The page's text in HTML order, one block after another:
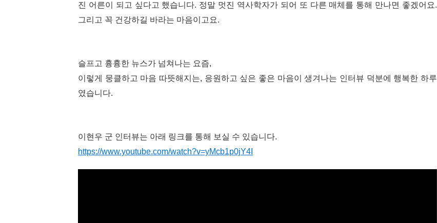
진 어른이 되고 싶다고 했습니다. 정말 멋진 역사학자가 되어 또 다른 매체를 통해 만나면 좋겠어요.
그리고 꼭 건강하길 바라는 마음이고요.
슬프고 흉흉한 뉴스가 넘쳐나는 요즘,
이렇게 뭉클하고 마음 따뜻해지는, 응원하고 싶은 좋은 마음이 생겨나는 인터뷰 덕분에 행복한 하루
였습니다.
이현우 군 인터뷰는 아래 링크를 통해 보실 수 있습니다.
https://www.youtube.com/watch?v=yMcb1p0jY4I